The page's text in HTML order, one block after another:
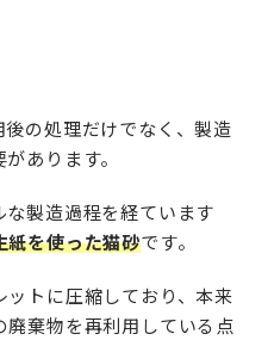
の処理だけでなく、製造
あります。
製造過程を経ています
紙を使った猫砂です。
トに圧縮しており、本来
廃棄物を再利用している点